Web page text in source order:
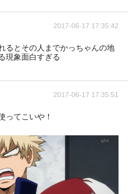
2017-06-17 17:35:42
るとその人までかっちゃんの地
現象面白すぎる
2017-06-17 17:35:51
ってこいや！